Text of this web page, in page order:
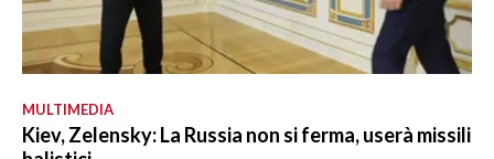
MULTIMEDIA
Kiev, Zelensky: La Russia non si ferma, userà missili